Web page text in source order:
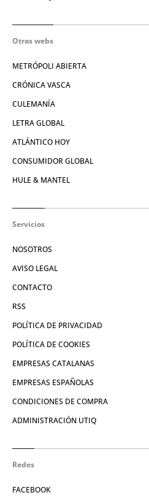
Otras webs
METRÓPOLI ABIERTA
CRÓNICA VASCA
CULEMANÍA
LETRA GLOBAL
ATLÁNTICO HOY
CONSUMIDOR GLOBAL
HULE & MANTEL
Servicios
NOSOTROS
AVISO LEGAL
CONTACTO
RSS
POLÍTICA DE PRIVACIDAD
POLÍTICA DE COOKIES
EMPRESAS CATALANAS
EMPRESAS ESPAÑOLAS
CONDICIONES DE COMPRA
ADMINISTRACIÓN UTIQ
Redes
FACEBOOK